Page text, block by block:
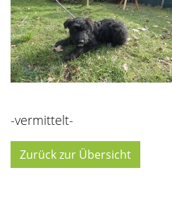
-vermittelt-
Zurück zur Übersicht